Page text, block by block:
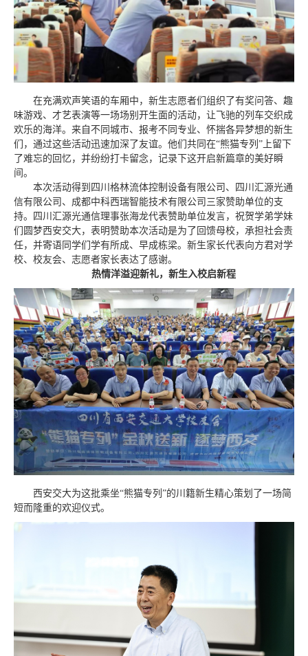
在充满欢声笑语的车厢中，新生志愿者们组织了有奖问答、趣
味游戏、才艺表演等一场场别开生面的活动，让飞驰的列车交织成
欢乐的海洋。来自不同城市、报考不同专业、怀揣各异梦想的新生
们，通过这些活动迅速加深了友谊。他们共同在“熊猫专列”上留下
了难忘的回忆，并纷纷打卡留念，记录下这开启新篇章的美好瞬
间。
本次活动得到四川格林流体控制设备有限公司、四川汇源光通
信有限公司、成都中科西瑞智能技术有限公司三家赞助单位的支
持。四川汇源光通信理事张海龙代表赞助单位发言，祝贺学弟学妹
们圆梦西安交大，表明赞助本次活动是为了回馈母校，承担社会责
任，并寄语同学们学有所成、早成栋梁。新生家长代表向方君对学
校、校友会、志愿者家长表达了感谢。
热情洋溢迎新礼，新生入校启新程
西安交大为这批乘坐“熊猫专列”的川籍新生精心策划了一场简
短而隆重的欢迎仪式。